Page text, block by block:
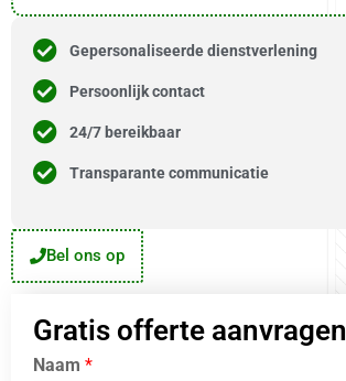
Gepersonaliseerde dienstverlening
Persoonlijk contact
24/7 bereikbaar
Transparante communicatie
Bel ons op
Gratis offerte aanvragen
Naam *